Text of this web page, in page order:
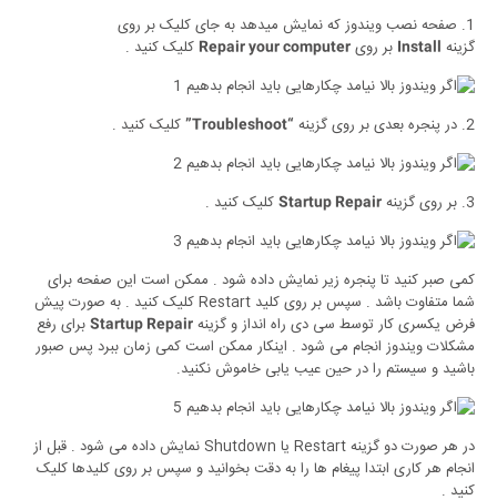
1. صفحه نصب ویندوز که نمایش میدهد به جای کلیک بر روی
گزینه Install بر روی Repair your computer کلیک کنید .
2. در پنجره بعدی بر روی گزینه “Troubleshoot” کلیک کنید .
3. بر روی گزینه Startup Repair کلیک کنید .
کمی صبر کنید تا پنجره زیر نمایش داده شود . ممکن است این صفحه برای
شما متفاوت باشد . سپس بر روی کلید Restart کلیک کنید . به صورت پیش
فرض یکسری کار توسط سی دی راه انداز و گزینه Startup Repair برای رفع
مشکلات ویندوز انجام می شود . اینکار ممکن است کمی زمان ببرد پس صبور
باشید و سیستم را در حین عیب یابی خاموش نکنید.
در هر صورت دو گزینه Restart یا Shutdown نمایش داده می شود . قبل از
انجام هر کاری ابتدا پیغام ها را به دقت بخوانید و سپس بر روی کلیدها کلیک
کنید .